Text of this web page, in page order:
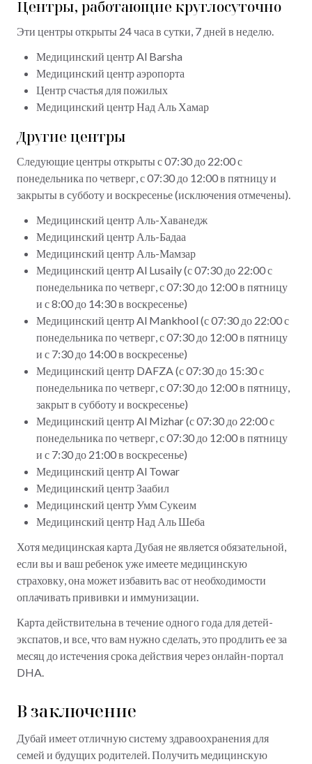
Центры, работающие круглосуточно
Эти центры открыты 24 часа в сутки, 7 дней в неделю.
Медицинский центр Al Barsha
Медицинский центр аэропорта
Центр счастья для пожилых
Медицинский центр Над Аль Хамар
Другие центры
Следующие центры открыты с 07:30 до 22:00 с
понедельника по четверг, с 07:30 до 12:00 в пятницу и
закрыты в субботу и воскресенье (исключения отмечены).
Медицинский центр Аль-Хаванедж
Медицинский центр Аль-Бадаа
Медицинский центр Аль-Мамзар
Медицинский центр Al Lusaily (с 07:30 до 22:00 с
понедельника по четверг, с 07:30 до 12:00 в пятницу
и с 8:00 до 14:30 в воскресенье)
Медицинский центр Al Mankhool (с 07:30 до 22:00 с
понедельника по четверг, с 07:30 до 12:00 в пятницу
и с 7:30 до 14:00 в воскресенье)
Медицинский центр DAFZA (с 07:30 до 15:30 с
понедельника по четверг, с 07:30 до 12:00 в пятницу,
закрыт в субботу и воскресенье)
Медицинский центр Al Mizhar (с 07:30 до 22:00 с
понедельника по четверг, с 07:30 до 12:00 в пятницу
и с 7:30 до 21:00 в воскресенье)
Медицинский центр Al Towar
Медицинский центр Заабил
Медицинский центр Умм Сукеим
Медицинский центр Над Аль Шеба
Хотя медицинская карта Дубая не является обязательной,
если вы и ваш ребенок уже имеете медицинскую
страховку, она может избавить вас от необходимости
оплачивать прививки и иммунизации.
Карта действительна в течение одного года для детей-
экспатов, и все, что вам нужно сделать, это продлить ее за
месяц до истечения срока действия через онлайн-портал
DHA.
В заключение
Дубай имеет отличную систему здравоохранения для
семей и будущих родителей. Получить медицинскую